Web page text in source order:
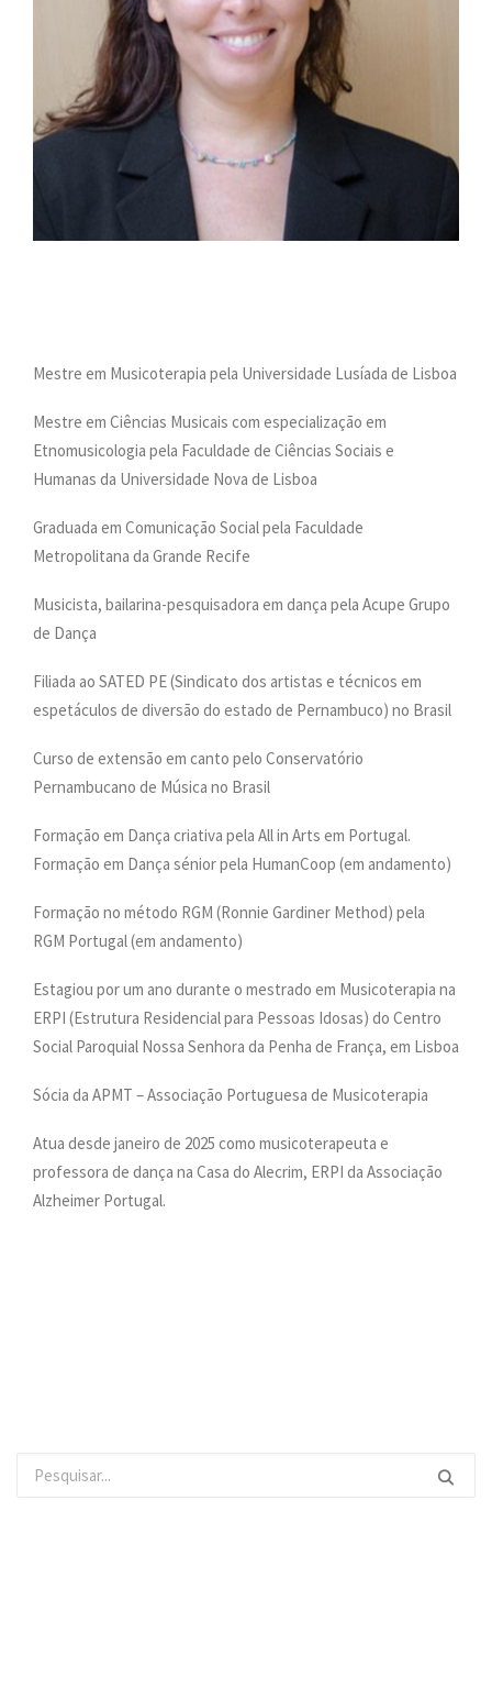
PESQUISAR
ONDE ESTAMOS
CONTACTOS
Mestre em Musicoterapia pela Universidade Lusíada de Lisboa
Mestre em Ciências Musicais com especialização em
Etnomusicologia pela Faculdade de Ciências Sociais e
Humanas da Universidade Nova de Lisboa
Graduada em Comunicação Social pela Faculdade
Metropolitana da Grande Recife
Musicista, bailarina-pesquisadora em dança pela Acupe Grupo
de Dança
Filiada ao SATED PE (Sindicato dos artistas e técnicos em
espetáculos de diversão do estado de Pernambuco) no Brasil
Curso de extensão em canto pelo Conservatório
Pernambucano de Música no Brasil
Formação em Dança criativa pela All in Arts em Portugal.
Formação em Dança sénior pela HumanCoop (em andamento)
Formação no método RGM (Ronnie Gardiner Method) pela
RGM Portugal (em andamento)
Estagiou por um ano durante o mestrado em Musicoterapia na
ERPI (Estrutura Residencial para Pessoas Idosas) do Centro
Social Paroquial Nossa Senhora da Penha de França, em Lisboa
Sócia da APMT – Associação Portuguesa de Musicoterapia
Atua desde janeiro de 2025 como musicoterapeuta e
professora de dança na Casa do Alecrim, ERPI da Associação
Alzheimer Portugal.